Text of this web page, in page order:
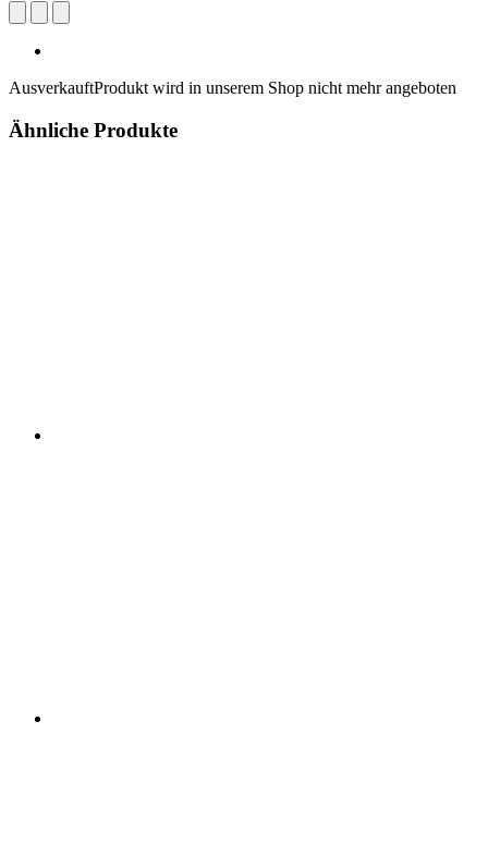
AusverkauftProdukt wird in unserem Shop nicht mehr angeboten
Ähnliche Produkte